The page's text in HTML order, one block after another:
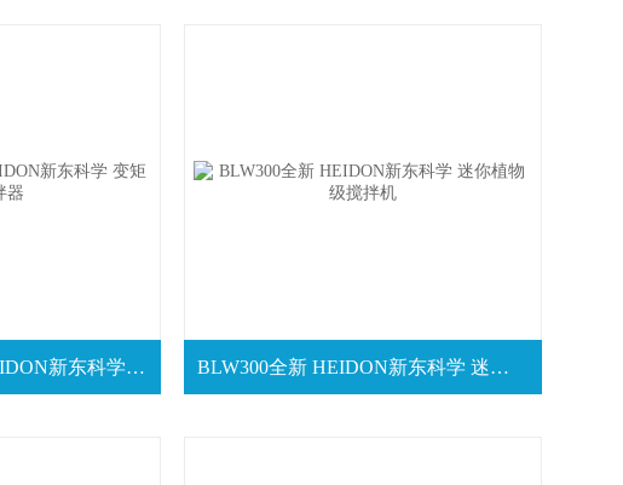
TE300池田屋供应 HEIDON新东科学 变矩器的搅拌器 BLW300全新 HEIDON新东科学 迷你植物级搅拌机